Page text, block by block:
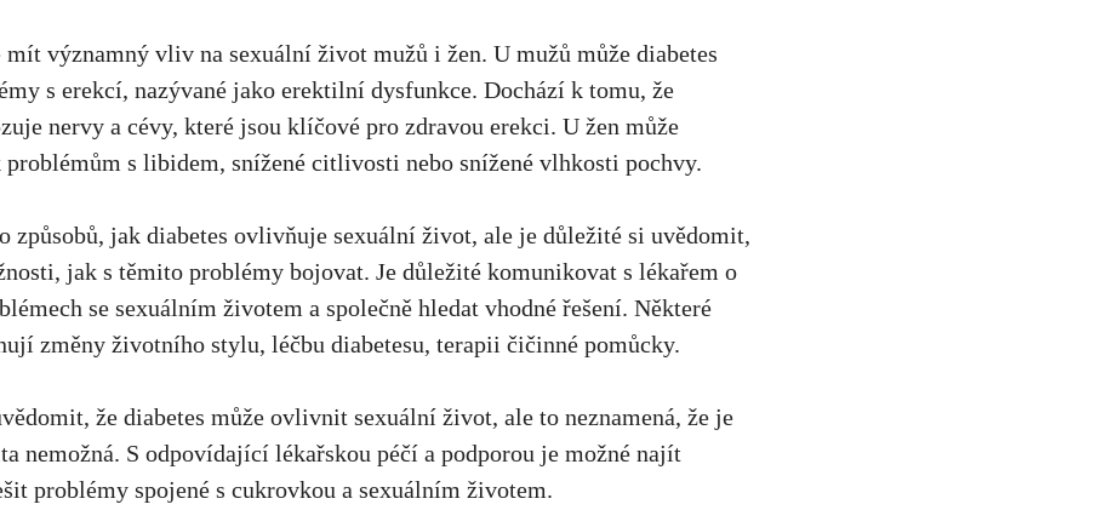
mít významný vliv na sexuální život mužů i žen. U mužů může diabetes
s erekcí, nazývané jako erektilní dysfunkce. Dochází k tomu, že
nervy a cévy, které jsou klíčové pro zdravou erekci. U žen může
problémům s libidem, snížené citlivosti nebo snížené vlhkosti pochvy.
způsobů, jak diabetes ovlivňuje sexuální život, ale je důležité si uvědomit,
jak s těmito problémy bojovat. Je důležité komunikovat s lékařem o
se sexuálním životem a společně hledat vhodné řešení. Některé
změny životního stylu, léčbu diabetesu, terapii čičinné pomůcky.
že diabetes může ovlivnit sexuální život, ale to neznamená, že je
nemožná. S odpovídající lékařskou péčí a podporou je možné najít
problémy spojené s cukrovkou a sexuálním životem.